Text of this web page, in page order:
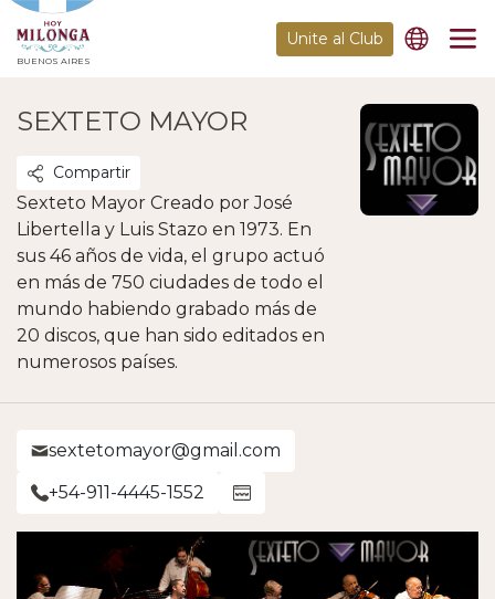
BUENOS AIRES
Unite al Club
SEXTETO MAYOR
Compartir
Sexteto Mayor Creado por José
Libertella y Luis Stazo en 1973. En
sus 46 años de vida, el grupo actuó
en más de 750 ciudades de todo el
mundo habiendo grabado más de
20 discos, que han sido editados en
numerosos países.
sextetomayor@gmail.com
+54-911-4445-1552